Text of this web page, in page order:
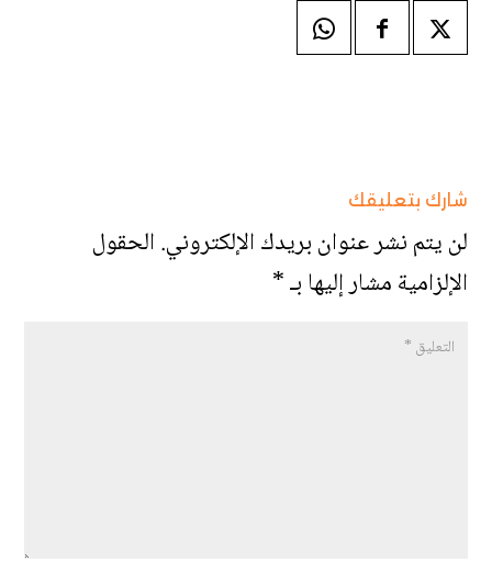
شارك بتعليقك
لن يتم نشر عنوان بريدك الإلكتروني.الحقول
الإلزامية مشار إليها بـ*